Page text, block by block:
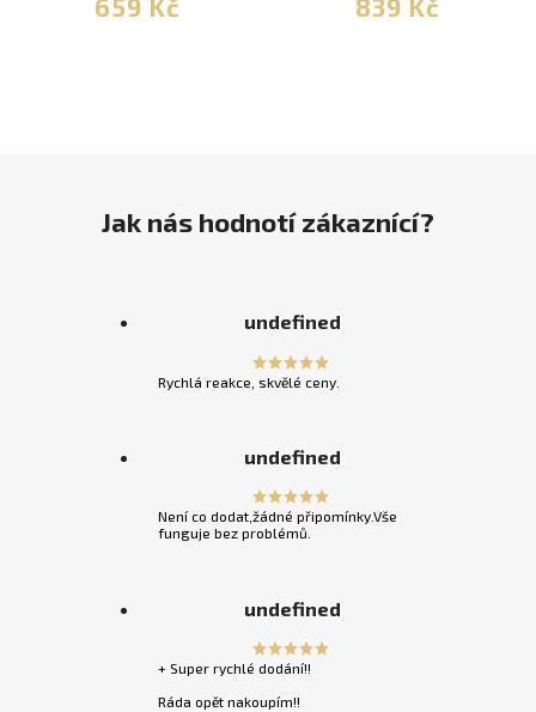
659 Kč 839 Kč
Jak nás hodnotí zákaznící?
undefined
Rychlá reakce, skvělé ceny.
undefined
Není co dodat,žádné připomínky.Vše
funguje bez problémů.
undefined
+ Super rychlé dodání!!
Ráda opět nakoupím!!